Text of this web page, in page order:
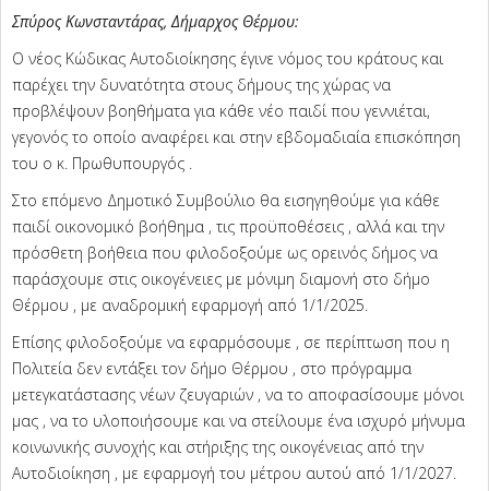
Σπύρος Κωνσταντάρας, Δήμαρχος Θέρμου:
Ο νέος Κώδικας Αυτοδιοίκησης έγινε νόμος του κράτους και
παρέχει την δυνατότητα στους δήμους της χώρας να
προβλέψουν βοηθήματα για κάθε νέο παιδί που γεννιέται,
γεγονός το οποίο αναφέρει και στην εβδομαδιαία επισκόπηση
του ο κ. Πρωθυπουργός .
Στο επόμενο Δημοτικό Συμβούλιο θα εισηγηθούμε για κάθε
παιδί οικονομικό βοήθημα , τις προϋποθέσεις , αλλά και την
πρόσθετη βοήθεια που φιλοδοξούμε ως ορεινός δήμος να
παράσχουμε στις οικογένειες με μόνιμη διαμονή στο δήμο
Θέρμου , με αναδρομική εφαρμογή από 1/1/2025.
Επίσης φιλοδοξούμε να εφαρμόσουμε , σε περίπτωση που η
Πολιτεία δεν εντάξει τον δήμο Θέρμου , στο πρόγραμμα
μετεγκατάστασης νέων ζευγαριών , να το αποφασίσουμε μόνοι
μας , να το υλοποιήσουμε και να στείλουμε ένα ισχυρό μήνυμα
κοινωνικής συνοχής και στήριξης της οικογένειας από την
Αυτοδιοίκηση , με εφαρμογή του μέτρου αυτού από 1/1/2027.